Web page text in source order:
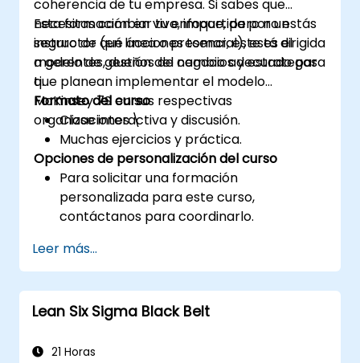
coherencia de tu empresa. Si sabes que
necesitas cambiar tu enfoque, pero no estás
seguro de qué acciones tomar, este es el
modelo de gestión del cambio adecuado para
ti.
Esta formación en vivo, impartida por un
instructor (en línea o presencial), está dirigida
a gerentes, dueños de negocios y estrategas
que planean implementar el modelo
McKinsey 7S en sus respectivas
organizaciones.\
Formato del curso
Clase interactiva y discusión.
Muchas ejercicios y práctica.
Opciones de personalización del curso
Para solicitar una formación
personalizada para este curso,
contáctanos para coordinarlo.
Leer más...
Lean Six Sigma Black Belt
21 Horas